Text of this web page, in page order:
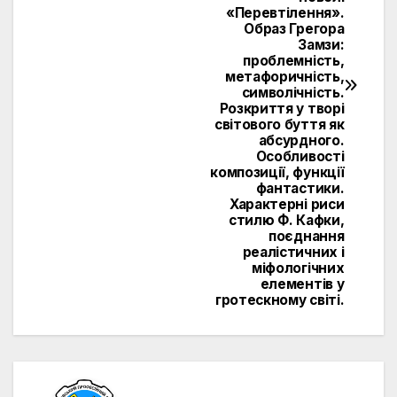
«Перевтілення».
Образ Грегора
Замзи:
проблемність,
метафоричність,
символічність.
Розкриття у творі
світового буття як
абсурдного.
Особливості
композиції, функції
фантастики.
Характерні риси
стилю Ф. Кафки,
поєднання
реалістичних і
міфологічних
елементів у
гротескному світі.